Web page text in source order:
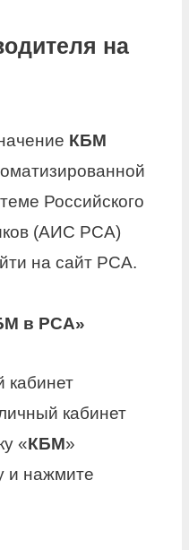
на
КБМ
Российского
(АИС РСА)
на сайт РСА.
в РСА»
кабинет
кабинет
«КБМ»
и нажмите